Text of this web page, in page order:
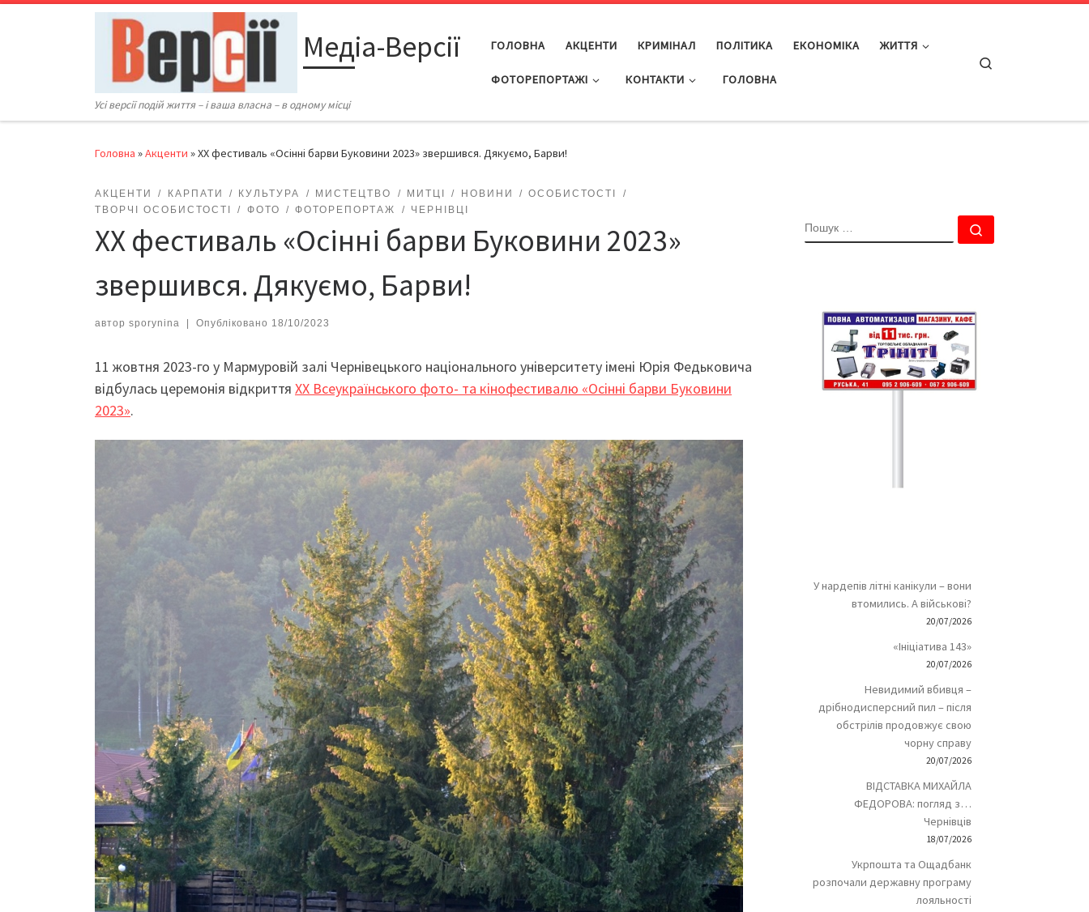
Перейти до вмісту
Медіа-Версії
Усі версії подій життя – і ваша власна – в одному місці
ГОЛОВНА АКЦЕНТИ КРИМІНАЛ ПОЛІТИКА ЕКОНОМІКА ЖИТТЯ
ФОТОРЕПОРТАЖІ КОНТАКТИ ГОЛОВНА
Головна »Акценти »XX фестиваль «Осінні барви Буковини 2023» звершився. Дякуємо, Барви!
АКЦЕНТИ КАРПАТИ КУЛЬТУРА МИСТЕЦТВО МИТЦІ НОВИНИ
ОСОБИСТОСТІ
ТВОРЧІ ОСОБИСТОСТІ
ФОТО ФОТОРЕПОРТАЖ ЧЕРНІВЦІ
XX фестиваль «Осінні барви Буковини 2023»
звершився. Дякуємо, Барви!
автор sporynina Опубліковано 18/10/2023
11 жовтня 2023-го у Мармуровій залі Чернівецького національного університету імені Юрія Федьковича
відбулась церемонія відкриття ХХ Всеукраїнського фото- та кінофестивалю «Осінні барви Буковини
2023».
ПОШУК
У нардепів літні канікули – вони
втомились. А військові?
20/07/2026
«Ініціатива 143»
20/07/2026
Невидимий вбивця –
дрібнодисперсний пил – після
обстрілів продовжує свою
чорну справу
20/07/2026
ВІДСТАВКА МИХАЙЛА
ФЕДОРОВА: погляд з…
Чернівців
18/07/2026
Укрпошта та Ощадбанк
розпочали державну програму
лояльності